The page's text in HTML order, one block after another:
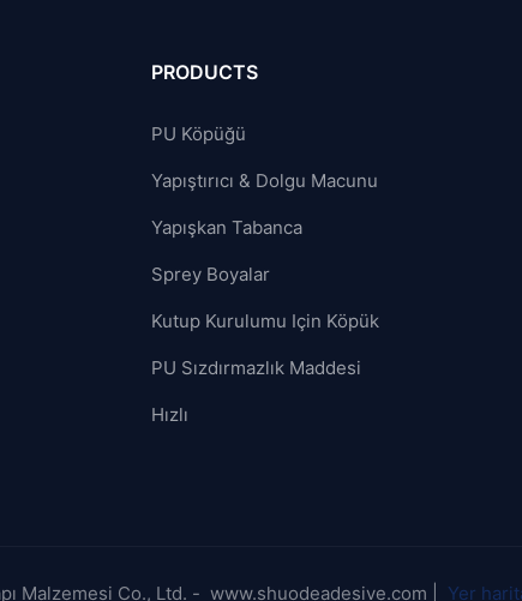
PRODUCTS
PU Köpüğü
Yapıştırıcı & Dolgu Macunu
Yapışkan Tabanca
Sprey Boyalar
Kutup Kurulumu Için Köpük
PU Sızdırmazlık Maddesi
Hızlı
Malzemesi Co., Ltd. - www.shuodeadesive.com | Yer